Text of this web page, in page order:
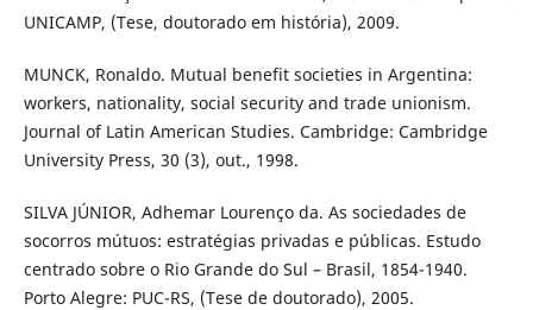
UNICAMP, (Tese, doutorado em história), 2009.
MUNCK, Ronaldo. Mutual benefit societies in Argentina:
workers, nationality, social security and trade unionism.
Journal of Latin American Studies. Cambridge: Cambridge
University Press, 30 (3), out., 1998.
SILVA JÚNIOR, Adhemar Lourenço da. As sociedades de
socorros mútuos: estratégias privadas e públicas. Estudo
centrado sobre o Rio Grande do Sul – Brasil, 1854-1940.
Porto Alegre: PUC-RS, (Tese de doutorado), 2005.